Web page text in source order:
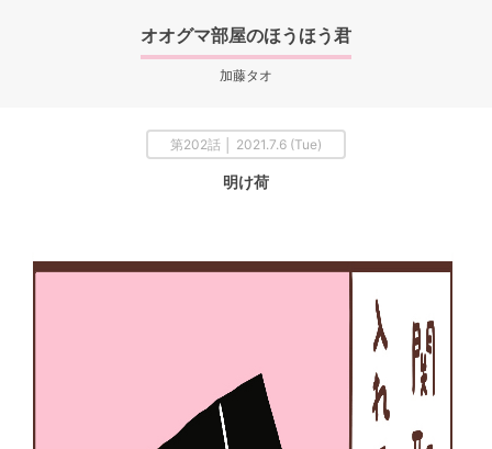
オオグマ部屋のほうほう君
加藤タオ
第202話 │ 2021.7.6 (Tue)
明け荷